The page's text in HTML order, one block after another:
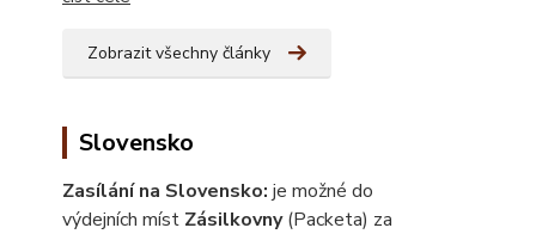
Zobrazit všechny články
Slovensko
Zasílání na Slovensko: je možné do
výdejních míst Zásilkovny(Packeta) za